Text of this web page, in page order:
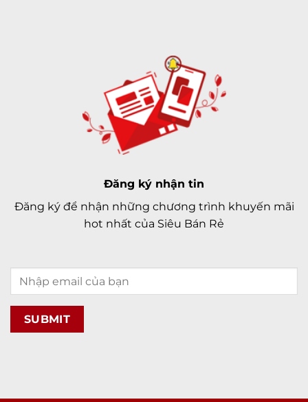
Đăng ký nhận tin
Đăng ký để nhận những chương trình khuyến mãi
hot nhất của Siêu Bán Rẻ